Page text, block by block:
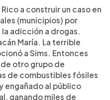
a construir un caso en
(municipios) por
adicción a drogas.
María. La terrible
a Sims. Entonces
otro grupo de
de combustibles fósiles
engañado al público
ganando miles de